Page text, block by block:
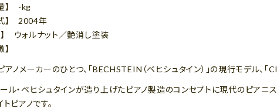
】 -kg
2004年
ウォルナット／艶消し塗装
ノメーカーのひとつ、「BECHSTEIN（ベヒシュタイン）」の現行モデル、
ル・ベヒシュタインが造り上げたピアノ製造のコンセプトに現代のピアニ
ピアノです。